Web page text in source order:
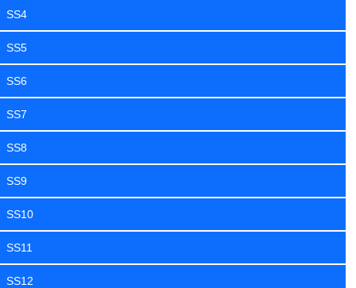
SS4
SS5
SS6
SS7
SS8
SS9
SS10
SS11
SS12